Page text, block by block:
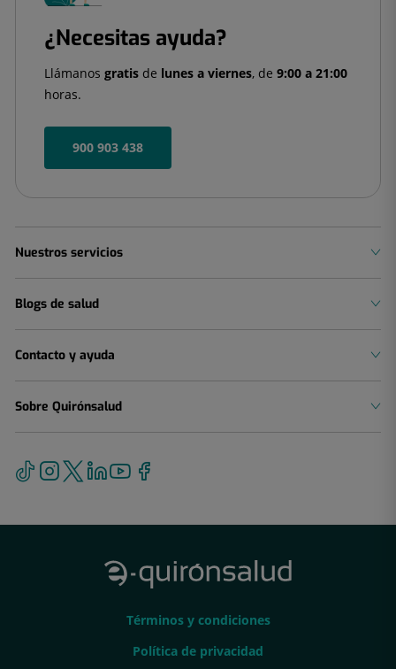
¿Necesitas ayuda?
Llámanos gratis de lunes a viernes, de 9:00 a 21:00
horas.
900 903 438
Nuestros servicios
Blogs de salud
Contacto y ayuda
Sobre Quirónsalud
Términos
Términos y condiciones
Política
Política de privacidad